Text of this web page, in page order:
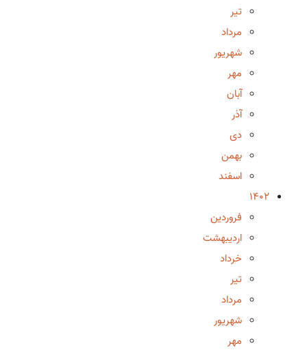
تیر
مرداد
شهریور
مهر
آبان
آذر
دی
بهمن
اسفند
1402
فروردین
اردیبهشت
خرداد
تیر
مرداد
شهریور
مهر